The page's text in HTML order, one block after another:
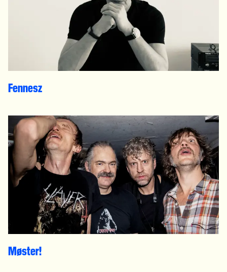
Fennesz
Møster!